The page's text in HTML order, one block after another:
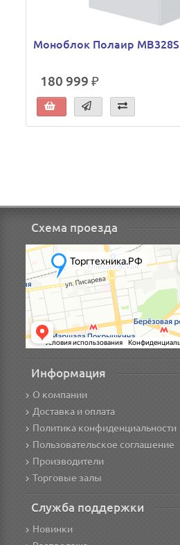
Моноблок Полаир MB328S
180 999 ₽
Схема проезда
Информация
О компании
Доставка и оплата
Политика конфиденциальности
Пользовательское соглашение
Производители
Торговые залы
Служба поддержки
Новинки